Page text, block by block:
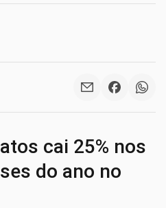
cai 25% nos
do ano no